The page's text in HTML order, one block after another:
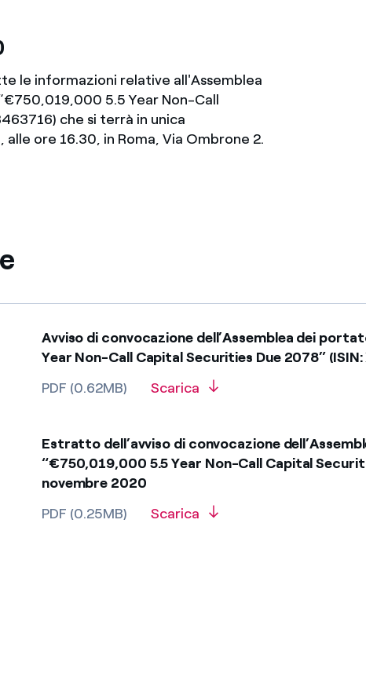
le informazioni relative all'Assemblea
5.5 Year Non-Call
che si terrà in unica
ore 16.30, in Roma, Via Ombrone 2.
Avviso di convocazione dell’Assemblea dei
Year Non-Call Capital Securities Due 2078”
PDF (0.62MB)
Scarica
Estratto dell’avviso di convocazione
“€750,019,000 5.5 Year Non-Call Capital
novembre 2020
PDF (0.25MB)
Scarica